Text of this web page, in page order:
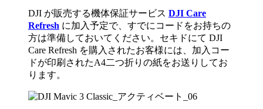
DJI が販売する機体保証サービス DJI Care
Refresh に加入予定で、すでにコードをお持ちの
方は準備しておいてください。セキドにて DJI
Care Refresh を購入されたお客様には、加入コー
ドが印刷されたA4二つ折りの紙をお送りしてお
ります。